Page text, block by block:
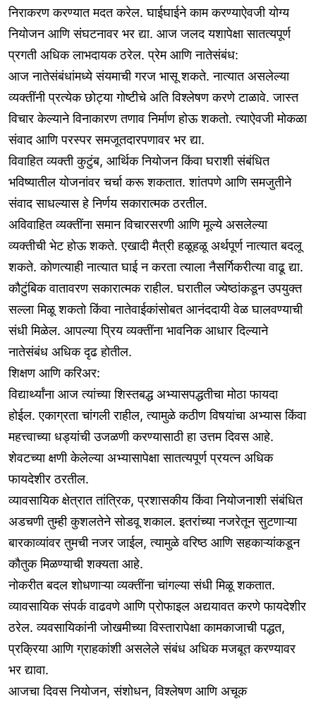
निराकरण करण्यात मदत करेल. घाईघाईने काम करण्याऐवजी योग्य
नियोजन आणि संघटनावर भर द्या. आज जलद यशापेक्षा सातत्यपूर्ण
प्रगती अधिक लाभदायक ठरेल. प्रेम आणि नातेसंबंध:
आज नातेसंबंधांमध्ये संयमाची गरज भासू शकते. नात्यात असलेल्या
व्यक्तींनी प्रत्येक छोट्या गोष्टीचे अति विश्लेषण करणे टाळावे. जास्त
विचार केल्याने विनाकारण तणाव निर्माण होऊ शकतो. त्याऐवजी मोकळा
संवाद आणि परस्पर समजूतदारपणावर भर द्या.
विवाहित व्यक्ती कुटुंब, आर्थिक नियोजन किंवा घराशी संबंधित
भविष्यातील योजनांवर चर्चा करू शकतात. शांतपणे आणि समजुतीने
संवाद साधल्यास हे निर्णय सकारात्मक ठरतील.
अविवाहित व्यक्तींना समान विचारसरणी आणि मूल्ये असलेल्या
व्यक्तीची भेट होऊ शकते. एखादी मैत्री हळूहळू अर्थपूर्ण नात्यात बदलू
शकते. कोणत्याही नात्यात घाई न करता त्याला नैसर्गिकरीत्या वाढू द्या.
कौटुंबिक वातावरण सकारात्मक राहील. घरातील ज्येष्ठांकडून उपयुक्त
सल्ला मिळू शकतो किंवा नातेवाईकांसोबत आनंददायी वेळ घालवण्याची
संधी मिळेल. आपल्या प्रिय व्यक्तींना भावनिक आधार दिल्याने
नातेसंबंध अधिक दृढ होतील.
शिक्षण आणि करिअर:
विद्यार्थ्यांना आज त्यांच्या शिस्तबद्ध अभ्यासपद्धतीचा मोठा फायदा
होईल. एकाग्रता चांगली राहील, त्यामुळे कठीण विषयांचा अभ्यास किंवा
महत्त्वाच्या धड्यांची उजळणी करण्यासाठी हा उत्तम दिवस आहे.
शेवटच्या क्षणी केलेल्या अभ्यासापेक्षा सातत्यपूर्ण प्रयत्न अधिक
फायदेशीर ठरतील.
व्यावसायिक क्षेत्रात तांत्रिक, प्रशासकीय किंवा नियोजनाशी संबंधित
अडचणी तुम्ही कुशलतेने सोडवू शकाल. इतरांच्या नजरेतून सुटणाऱ्या
बारकाव्यांवर तुमची नजर जाईल, त्यामुळे वरिष्ठ आणि सहकाऱ्यांकडून
कौतुक मिळण्याची शक्यता आहे.
नोकरीत बदल शोधणाऱ्या व्यक्तींना चांगल्या संधी मिळू शकतात.
व्यावसायिक संपर्क वाढवणे आणि प्रोफाइल अद्ययावत करणे फायदेशीर
ठरेल. व्यवसायिकांनी जोखमीच्या विस्तारापेक्षा कामकाजाची पद्धत,
प्रक्रिया आणि ग्राहकांशी असलेले संबंध अधिक मजबूत करण्यावर
भर द्यावा.
आजचा दिवस नियोजन, संशोधन, विश्लेषण आणि अचूक